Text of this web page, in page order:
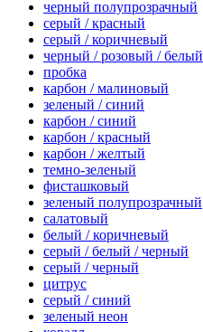
черный полупрозрачный
серый / красный
серый / коричневый
черный / розовый / белый
пробка
карбон / малиновый
зеленый / синий
карбон / синий
карбон / красный
карбон / желтый
темно-зеленый
фисташковый
зеленый полупрозрачный
салатовый
белый / коричневый
серый / белый / черный
серый / черный
цитрус
серый / синий
зеленый неон